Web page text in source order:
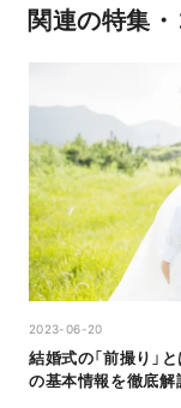
関連の特集
2023-06-20
結婚式の「前撮り」
の基本情報を徹底解